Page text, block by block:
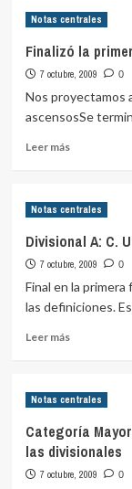
I:
fue
expulsado
de
Universitaria
Notas centrales
Finalizó la
7 octubre, 2009 0
Nos proyectamos
ascensosSe
Leer másLeer
la
rueda
del
fútbol
de
Notas centrales
Divisional A: C.
7 octubre, 2009 0
Final en la primera
las definiciones.
Leer másLeer
A:
Universidad
Católica
vs
Notas centrales
Categoría
las divisionales
7 octubre, 2009 0